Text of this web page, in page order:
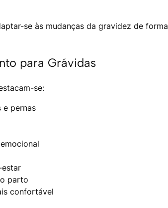
se às mudanças da gravidez de forma
para Grávidas
se:
e pernas
estar
parto
confortável